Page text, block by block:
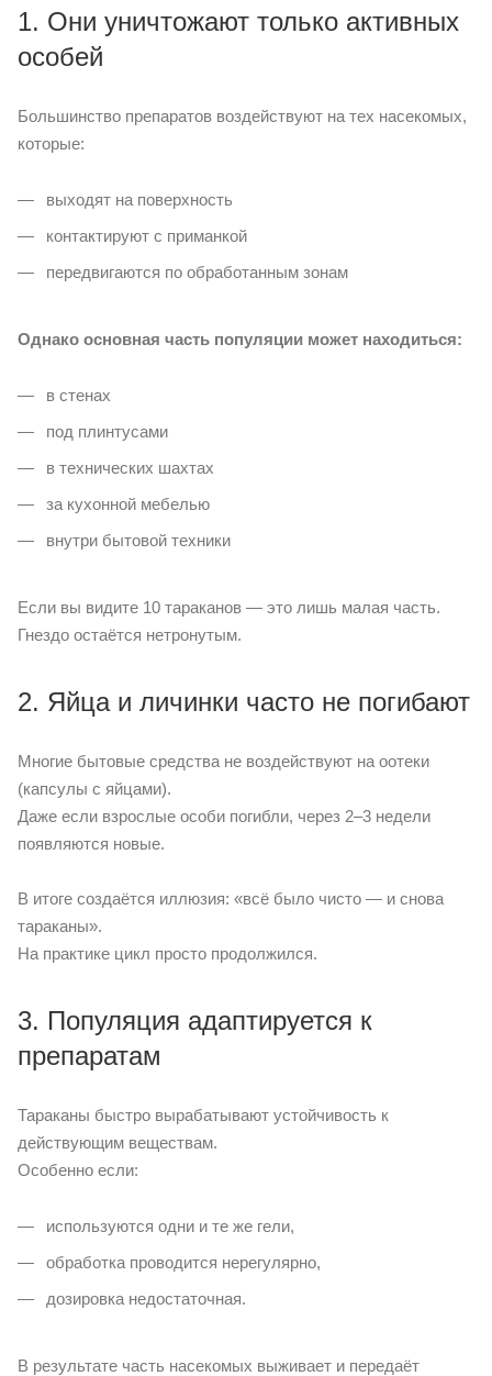
1. Они уничтожают только активных
особей
Большинство препаратов воздействуют на тех насекомых,
которые:
выходят на поверхность
контактируют с приманкой
передвигаются по обработанным зонам
Однако основная часть популяции может находиться:
в стенах
под плинтусами
в технических шахтах
за кухонной мебелью
внутри бытовой техники
Если вы видите 10 тараканов — это лишь малая часть.
Гнездо остаётся нетронутым.
2. Яйца и личинки часто не погибают
Многие бытовые средства не воздействуют на оотеки
(капсулы с яйцами).
Даже если взрослые особи погибли, через 2–3 недели
появляются новые.
В итоге создаётся иллюзия: «всё было чисто — и снова
тараканы».
На практике цикл просто продолжился.
3. Популяция адаптируется к
препаратам
Тараканы быстро вырабатывают устойчивость к
действующим веществам.
Особенно если:
используются одни и те же гели,
обработка проводится нерегулярно,
дозировка недостаточная.
В результате часть насекомых выживает и передаёт